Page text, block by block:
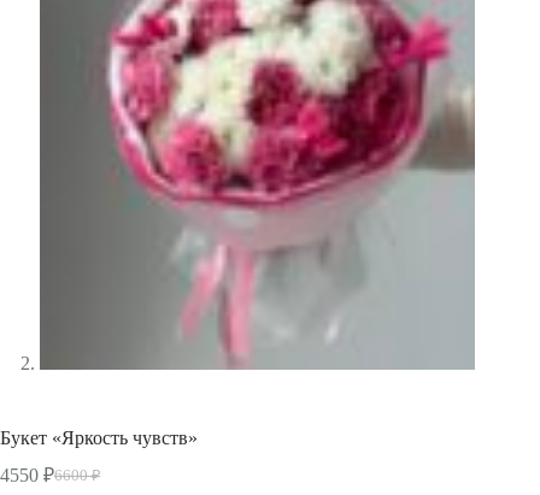
Букет «Яркость чувств»
6600₽
Первоначальная
4550 ₽Текущая